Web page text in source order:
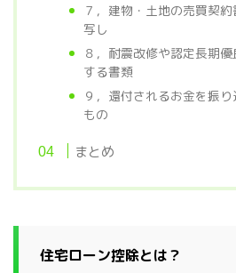
７，建物・土地の売買契
写し
８，耐震改修や認定長期
する書類
９，還付されるお金を振
もの
まとめ
住宅ローン控除とは？